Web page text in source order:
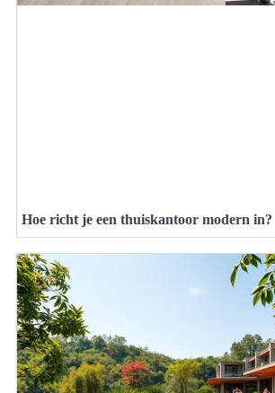
Hoe richt je een thuiskantoor modern in?